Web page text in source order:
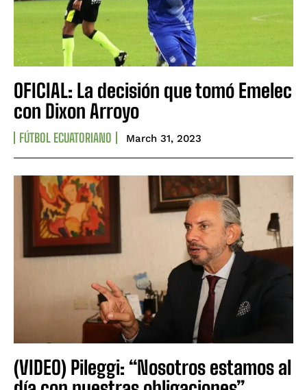
OFICIAL: La decisión que tomó Emelec
con Dixon Arroyo
FÚTBOL ECUATORIANO March 31, 2023
(VIDEO) Pileggi: “Nosotros estamos al